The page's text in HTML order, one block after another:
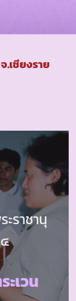
เชียงราย
ะราชานุ
ะเวน